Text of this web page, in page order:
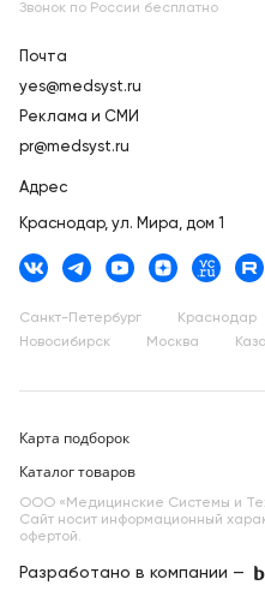
Звонок по России бесплатно
Почта
yes@medsyst.ru
Реклама и СМИ
pr@medsyst.ru
Адрес
Краснодар, ул. Мира, дом 1
Санкт-Петербург Краснодар
Новосибирск
Москва
Карта подборок
Каталог товаров
ООО «Медицинские Системы и
Сайт носит информационный
офертой.
Разработано в компании —